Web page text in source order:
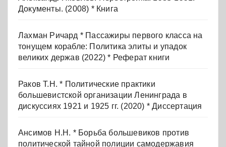
Документы. (2008) * Книга
Лахман Ричард * Пассажиры первого класса на
тонущем корабле: Политика элиты и упадок
великих держав (2022) * Реферат книги
Раков Т.Н. * Политические практики
большевистской организации Ленинграда в
дискуссиях 1921 и 1925 гг. (2020) * Диссертация
Ансимов Н.Н. * Борьба большевиков против
политической тайной полиции самодержавия